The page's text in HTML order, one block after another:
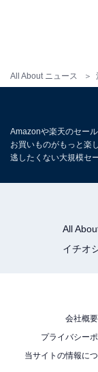
All About ニュース
※掲載されてい
また、記事中の
オールアバウト
Amazonや楽天のセー
お買いものがもっと楽
逃したくない大規模セ
All
イチオ
会社概要
プライバシー
当サイトの情報に